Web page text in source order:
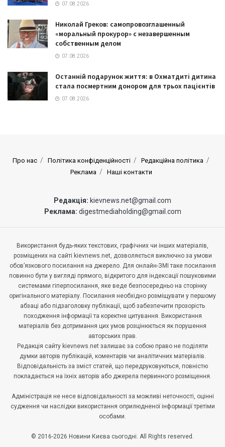
07.08.2026
Николай Греков: самопровозглашенный
«моральный прокурор» с незавершенным
собственным делом
07.08.2026
Останній подарунок життя: в Охматдиті дитина
стала посмертним донором для трьох пацієнтів
07.08.2026
Про нас Політика конфіденційності
Редакційна політика
Реклама
Наші контакти
Редакція: kievnews.net@gmail.com
Реклама: digestmediaholding@gmail.com
Використання будь-яких текстових, графічних чи інших матеріалів,
розміщених на сайті kievnews.net, дозволяється виключно за умови
обов’язкового посилання на джерело. Для онлайн-ЗМІ таке посилання
повинно бути у вигляді прямого, відкритого для індексації пошуковими
системами гіперпосилання, яке веде безпосередньо на сторінку
оригінального матеріалу. Посилання необхідно розміщувати у першому
абзаці або підзаголовку публікації, щоб забезпечити прозорість
походження інформації та коректне цитування. Використання
матеріалів без дотримання цих умов розцінюється як порушення
авторських прав.
Редакція сайту kievnews.net залишає за собою право не поділяти
думки авторів публікацій, коментарів чи аналітичних матеріалів.
Відповідальність за зміст статей, що передруковуються, повністю
покладається на їхніх авторів або джерела первинного розміщення.
Адміністрація не несе відповідальності за можливі неточності, оцінні
судження чи наслідки використання оприлюдненої інформації третіми
особами.
© 2016-2026 Новини Києва сьогодні. All Rights reserved.